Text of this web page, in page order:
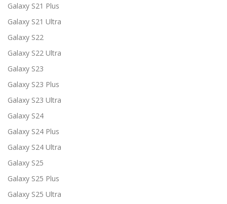
Galaxy S21 Plus
Galaxy S21 Ultra
Galaxy S22
Galaxy S22 Ultra
Galaxy S23
Galaxy S23 Plus
Galaxy S23 Ultra
Galaxy S24
Galaxy S24 Plus
Galaxy S24 Ultra
Galaxy S25
Galaxy S25 Plus
Galaxy S25 Ultra